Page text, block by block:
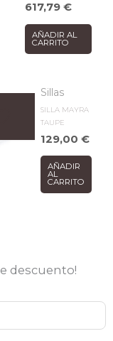
617,79€
AÑADIR AL
CARRITO
Sillas
SILLA MAYRA
TAUPE
129,00€
AÑADIR
AL
CARRITO
descuento!